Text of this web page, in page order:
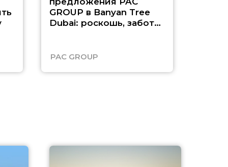
GROUP в Banyan Tree
Dubai: роскошь, забота
PAC GROUP